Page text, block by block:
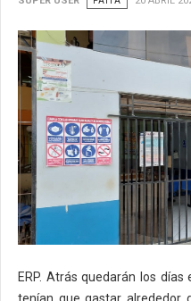
ERP. Atrás quedarán los